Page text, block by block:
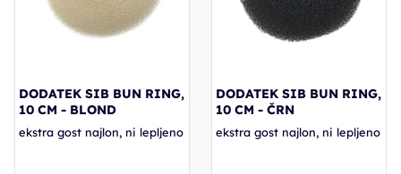
DODATEK SIB BUN RING,
10 CM - BLOND
ekstra gost najlon, ni lepljeno
DODATEK SIB BUN RING,
10 CM - ČRN
ekstra gost najlon, ni lepljeno